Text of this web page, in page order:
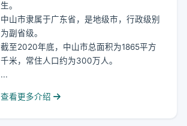
生。
中山市隶属于广东省，是地级市，行政级别
为副省级。
截至2020年底，中山市总面积为1865平方
千米，常住人口约为300万人。
...
查看更多介绍